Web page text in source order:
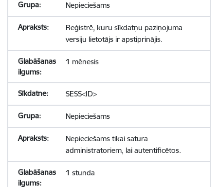
Nepieciešams
Reģistrē, kuru sīkdatņu paziņojuma
versiju lietotājs ir apstiprinājis.
1 mēnesis
SESS<ID>
Nepieciešams
Nepieciešams tikai satura
administratoriem, lai autentificētos.
1 stunda